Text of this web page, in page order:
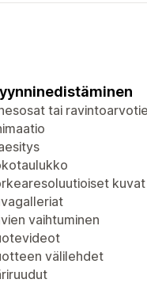
tai
kuvat
vaihtuminen
välilehdet